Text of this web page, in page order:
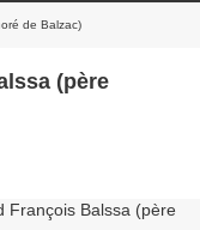
de Balzac)
(père